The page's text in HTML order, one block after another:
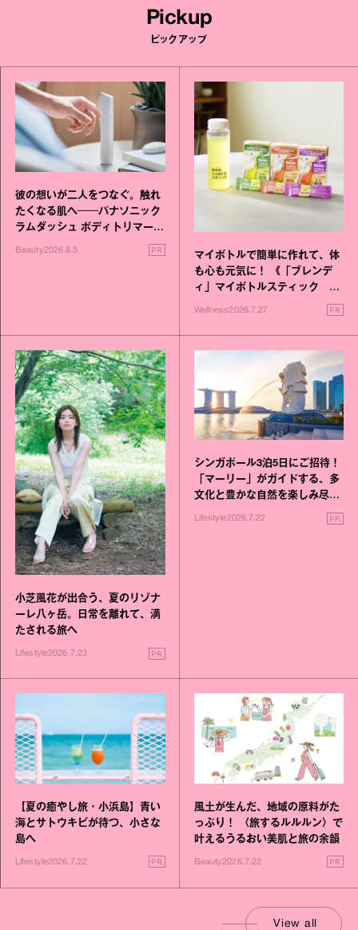
Pickup
ピックアップ
彼の想いが二人をつなぐ。触れ
たくなる肌へ──パナソニック
ラムダッシュ ボディトリマーが
Beauty2026.8.5 PR
マイボトルで簡単に作れて、体
も心も元気に！ 《「ブレンデ
ィ」マイボトルスティック い
いこと毎日》シリーズが誕生
Wellness2026.7.27 PR
小芝風花が出合う、夏のリゾナ
ーレ八ヶ岳。日常を離れて、満
たされる旅へ
Lifestyle2026.7.23 PR
シンガポール3泊5日にご招待！
「マーリー」がガイドする、多
文化と豊かな自然を楽しみ尽く
Lifestyle2026.7.22 PR
【夏の癒やし旅・小浜島】青い
海とサトウキビが待つ、小さな
島へ
Lifestyle2026.7.22 PR
風土が生んだ、地域の原料がた
っぷり！ 〈旅するルルルン〉で
叶えるうるおい美肌と旅の余韻
Beauty2026.7.22 PR
View all